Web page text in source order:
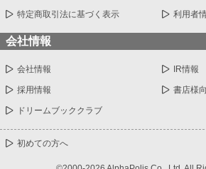
特定商取引法に基づく表示 利用者
会社情報
会社情報 IR情報
採用情報 書店様
ドリームブッククラブ
初めての方へ